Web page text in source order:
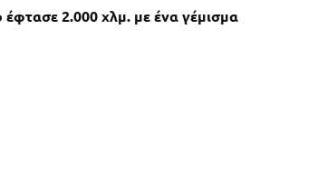
έφτασε 2.000 χλμ. με ένα γέμισμα